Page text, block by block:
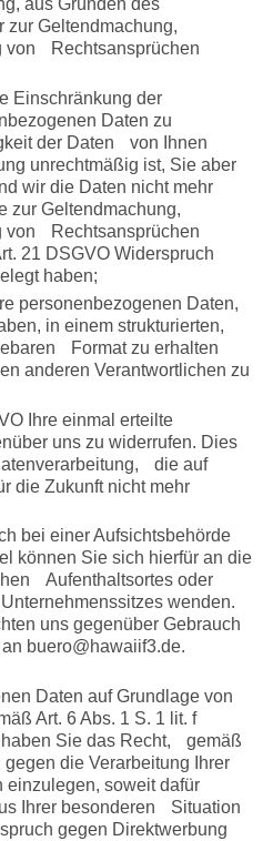
aus Gründen des
Geltendmachung,
von Rechtsansprüchen
Einschränkung der
Daten zu
der Daten von Ihnen
unrechtmäßig ist, Sie aber
wir die Daten nicht mehr
Geltendmachung,
von Rechtsansprüchen
21 DSGVO Widerspruch
haben;
personenbezogenen Daten,
in einem strukturierten,
Format zu erhalten
anderen Verantwortlichen zu
Ihre einmal erteilte
uns zu widerrufen. Dies
die auf
die Zukunft nicht mehr
bei einer Aufsichtsbehörde
können Sie sich hierfür an die
Aufenthaltsortes oder
wenden.
uns gegenüber Gebrauch
buero@hawaiif3.de.
Daten auf Grundlage von
Art. 6 Abs. 1 S. 1 lit. f
haben Sie das Recht, gemäß
die Verarbeitung Ihrer
soweit dafür
Ihrer besonderen Situation
gegen Direktwerbung